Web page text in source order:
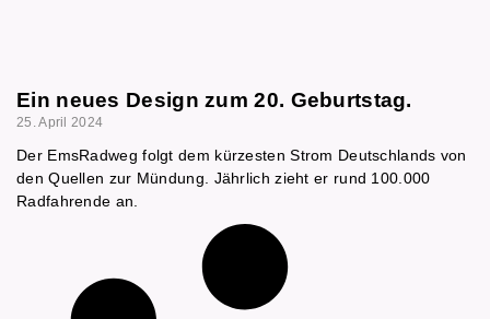
Ein neues Design zum 20. Geburtstag.
25. April 2024
Der EmsRadweg folgt dem kürzesten Strom Deutschlands von
den Quellen zur Mündung. Jährlich zieht er rund 100.000
Radfahrende an.